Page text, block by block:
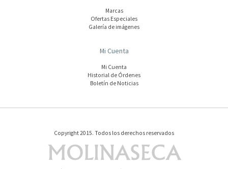
Marcas
Ofertas Especiales
Galería de imágenes
Mi Cuenta
Mi Cuenta
Historial de Órdenes
Boletín de Noticias
Copyright 2015. Todos los derechos reservados